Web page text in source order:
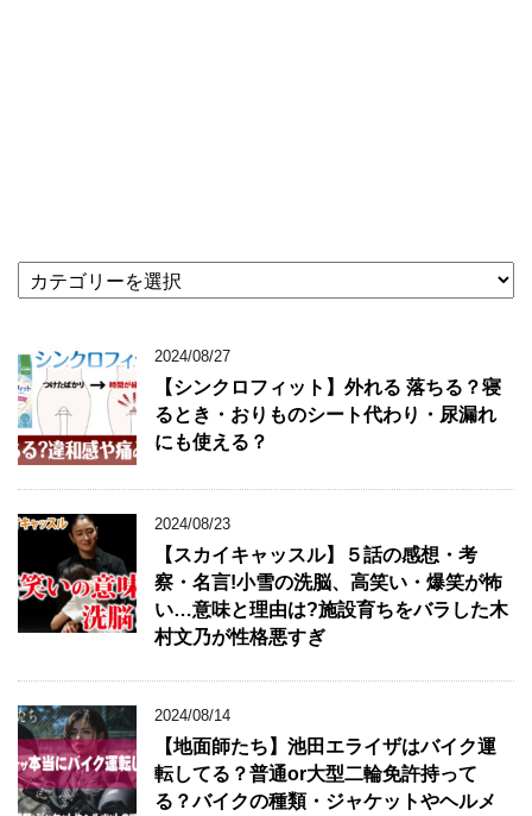
記
テ
ゴ
リ
★
2024/08/27
【シンクロフィット】外れる 落ちる？寝
るとき・おりものシート代わり・尿漏れ
にも使える？
2024/08/23
【スカイキャッスル】５話の感想・考
察・名言!小雪の洗脳、高笑い・爆笑が怖
い…意味と理由は?施設育ちをバラした木
村文乃が性格悪すぎ
2024/08/14
【地面師たち】池田エライザはバイク運
転してる？普通or大型二輪免許持って
る？バイクの種類・ジャケットやヘルメ